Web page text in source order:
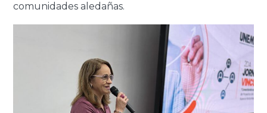
comunidades aledañas.